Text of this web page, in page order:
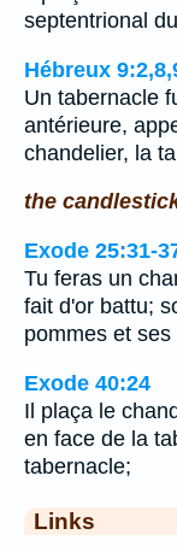
septentrional
Hébreux
Un tabernacle
antérieure,
chandelier, la
the
Exode 25:31-
Tu feras un
fait d'or battu;
pommes et
Exode 40:24
Il plaça le
en face de la
tabernacle;
Links